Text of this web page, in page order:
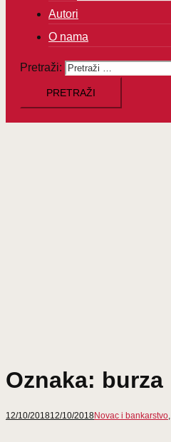
Autori
O nama
Pretraži:
Oznaka: burza
12/10/201812/10/2018Novac i bankarstvo,